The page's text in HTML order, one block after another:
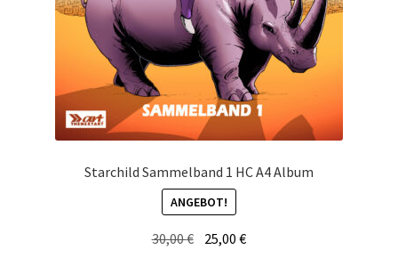
Starchild Sammelband 1 HC A4 Album
ANGEBOT!
30,00€ Ursprünglicher
25,00€Aktueller